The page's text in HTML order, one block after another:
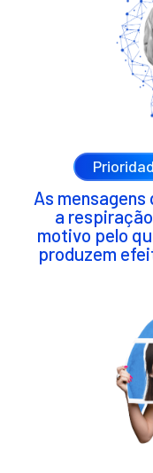
As
a
motivo pelo
produzem